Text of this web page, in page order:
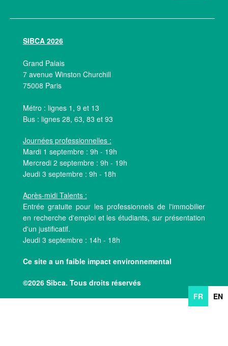
SIBCA 2026
Grand Palais
7 avenue Winston Churchill
75008 Paris
Métro : lignes 1, 9 et 13
Bus : lignes 28, 63, 83 et 93
Journées professionnelles :
Mardi 1 septembre : 9h - 19h
Mercredi 2 septembre : 9h - 19h
Jeudi 3 septembre : 9h - 18h
Après-midi Talents :
Entrée gratuite pour les professionnels de l'immobilier
en recherche d'emploi et les étudiants, sur présentation
d'un justificatif.
Jeudi 3 septembre : 14h - 18h
Ce site a un faible impact environnemental
©2026 Sibca. Tous droits réservés
FR
EN